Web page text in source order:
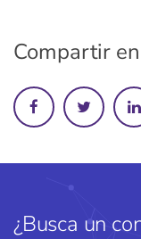
Compartir
¿Busca un